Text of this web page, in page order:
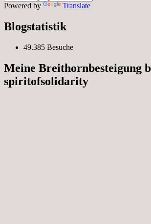
Powered by
Translate
Blogstatistik
49.385 Besuche
Meine Breithornbesteigung
spiritofsolidarity